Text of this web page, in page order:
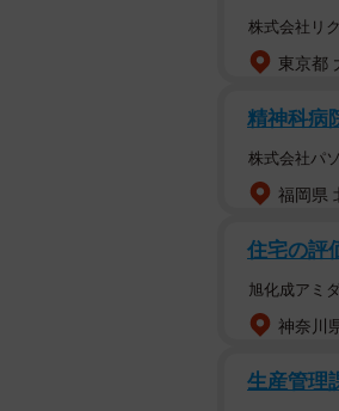
株式会社リ
東京都
精神科病
株式会社パ
福岡県
住宅の評
旭化成アミ
神奈川
生産管理